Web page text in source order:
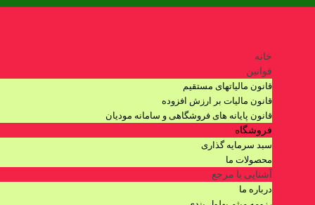
خانه
قوانین
قانون مالیاتهای مستقیم
قانون مالیات بر ارزش افزوده
قانون پایانه های فروشگاهی و سامانه مودیان
فروشگاه
سبد سرمایه گذاری
محصولات ما
آشنایی با مرجع
درباره ما